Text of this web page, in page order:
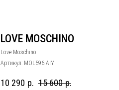
LOVE MOSCHINO
Love Moschino
Артикул: MOL596 AIY
10 290 р. 15 600 р.